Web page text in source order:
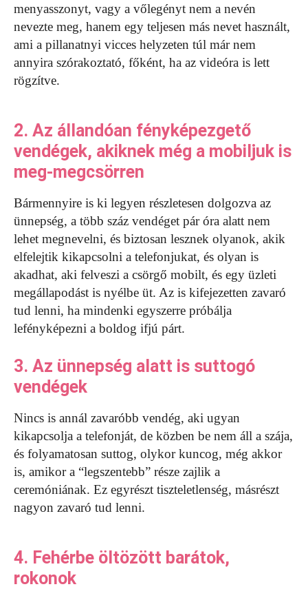
menyasszonyt, vagy a vőlegényt nem a nevén
nevezte meg, hanem egy teljesen más nevet használt,
ami a pillanatnyi vicces helyzeten túl már nem
annyira szórakoztató, főként, ha az videóra is lett
rögzítve.
2. Az állandóan fényképezgető
vendégek, akiknek még a mobiljuk is
meg-megcsörren
Bármennyire is ki legyen részletesen dolgozva az
ünnepség, a több száz vendéget pár óra alatt nem
lehet megnevelni, és biztosan lesznek olyanok, akik
elfelejtik kikapcsolni a telefonjukat, és olyan is
akadhat, aki felveszi a csörgő mobilt, és egy üzleti
megállapodást is nyélbe üt. Az is kifejezetten zavaró
tud lenni, ha mindenki egyszerre próbálja
lefényképezni a boldog ifjú párt.
3. Az ünnepség alatt is suttogó
vendégek
Nincs is annál zavaróbb vendég, aki ugyan
kikapcsolja a telefonját, de közben be nem áll a szája,
és folyamatosan suttog, olykor kuncog, még akkor
is, amikor a “legszentebb” része zajlik a
ceremóniának. Ez egyrészt tiszteletlenség, másrészt
nagyon zavaró tud lenni.
4. Fehérbe öltözött barátok,
rokonok